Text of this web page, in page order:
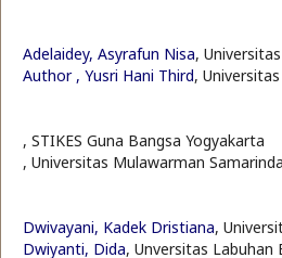
Adelaidey, Asyrafun Nisa,
Author , Yusri Hani Third,
, STIKES Guna Bangsa Yogyakarta
, Universitas Mulawarman Samarinda
Dwivayani, Kadek Dristiana,
Dwiyanti, Dida, Unversitas Labuhan